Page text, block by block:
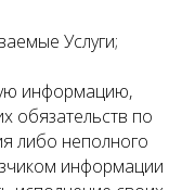
Услуги;
информацию,
обязательств по
либо неполного
информации